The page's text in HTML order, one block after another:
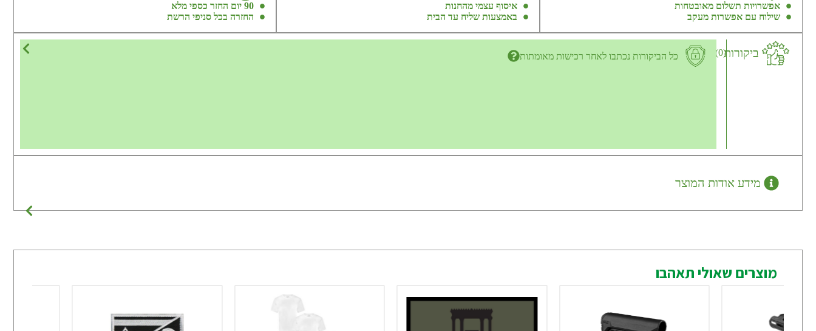
אפשרויות תשלום מאובטחות
שילוח עם אפשרות מעקב
איסוף עצמי מהחנות
באמצעות שליח עד הבית
90 יום החזר כספי מלא
החזרה בכל סניפי הרשת
ביקורות(0) כל הביקורות נכתבו לאחר רכישות מאומתות
מידע אודות המוצר
מוצרים שאולי תאהבו